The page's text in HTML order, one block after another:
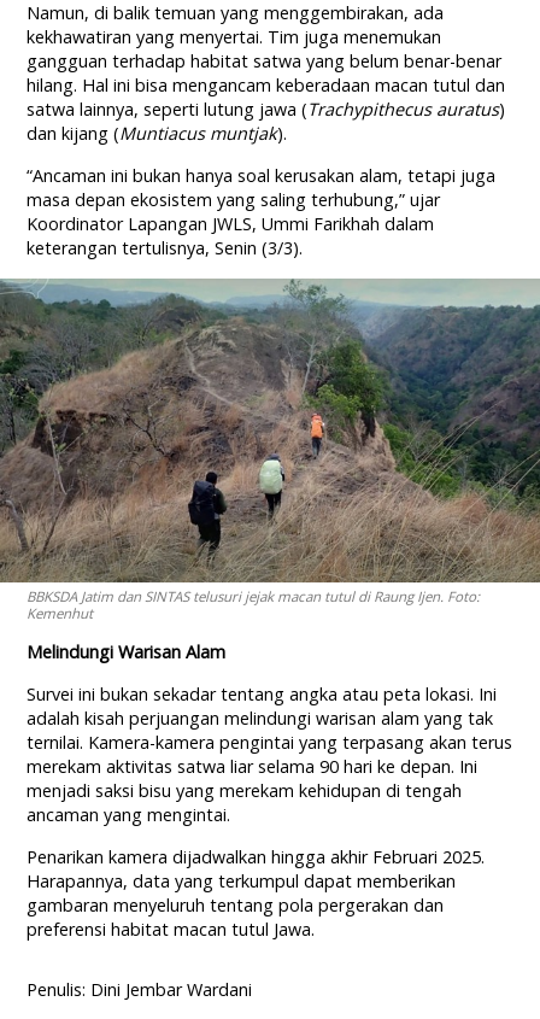
Namun, di balik temuan yang menggembirakan, ada
kekhawatiran yang menyertai. Tim juga menemukan
gangguan terhadap habitat satwa yang belum benar-benar
hilang. Hal ini bisa mengancam keberadaan macan tutul dan
satwa lainnya, seperti lutung jawa (Trachypithecus auratus)
dan kijang (Muntiacus muntjak).
“Ancaman ini bukan hanya soal kerusakan alam, tetapi juga
masa depan ekosistem yang saling terhubung,” ujar
Koordinator Lapangan JWLS, Ummi Farikhah dalam
keterangan tertulisnya, Senin (3/3).
BBKSDA Jatim dan SINTAS telusuri jejak macan tutul di Raung Ijen. Foto:
Kemenhut
Melindungi Warisan Alam
Survei ini bukan sekadar tentang angka atau peta lokasi. Ini
adalah kisah perjuangan melindungi warisan alam yang tak
ternilai. Kamera-kamera pengintai yang terpasang akan terus
merekam aktivitas satwa liar selama 90 hari ke depan. Ini
menjadi saksi bisu yang merekam kehidupan di tengah
ancaman yang mengintai.
Penarikan kamera dijadwalkan hingga akhir Februari 2025.
Harapannya, data yang terkumpul dapat memberikan
gambaran menyeluruh tentang pola pergerakan dan
preferensi habitat macan tutul Jawa.
Penulis: Dini Jembar Wardani